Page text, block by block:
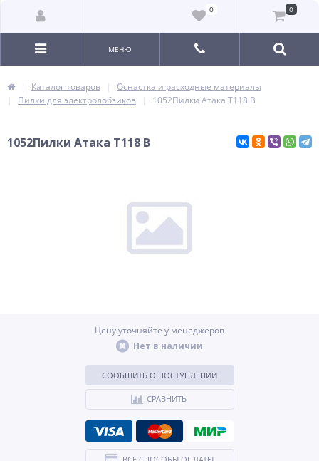
0 0
МЕНЮ
Каталог товаров
Оснастка и расходные материалы
Пилки для электролобзиков
1052Пилки Атака T118 B
1052Пилки Атака T118 B
Цену уточняйте у менеджеров
Нет в наличии
СООБЩИТЬ О ПОСТУПЛЕНИИ
СРАВНИТЬ